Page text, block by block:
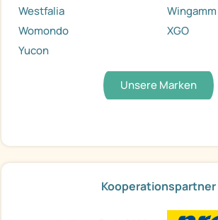
Westfalia
Wingamm
Womondo
XGO
Yucon
Unsere Marken
Kooperationspartner